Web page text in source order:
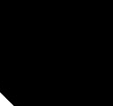
Dewi Zloch,